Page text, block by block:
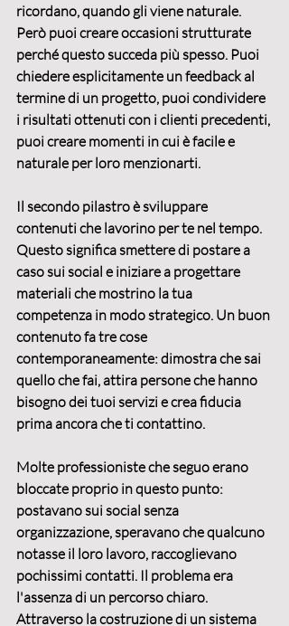
ricordano, quando gli viene naturale.
Però puoi creare occasioni strutturate
perché questo succeda più spesso. Puoi
chiedere esplicitamente un feedback al
termine di un progetto, puoi condividere
i risultati ottenuti con i clienti precedenti,
puoi creare momenti in cui è facile e
naturale per loro menzionarti.
Il secondo pilastro è sviluppare
contenuti che lavorino per te nel tempo.
Questo significa smettere di postare a
caso sui social e iniziare a progettare
materiali che mostrino la tua
competenza in modo strategico. Un buon
contenuto fa tre cose
contemporaneamente: dimostra che sai
quello che fai, attira persone che hanno
bisogno dei tuoi servizi e crea fiducia
prima ancora che ti contattino.
Molte professioniste che seguo erano
bloccate proprio in questo punto:
postavano sui social senza
organizzazione, speravano che qualcuno
notasse il loro lavoro, raccoglievano
pochissimi contatti. Il problema era
l'assenza di un percorso chiaro.
Attraverso la costruzione di un sistema